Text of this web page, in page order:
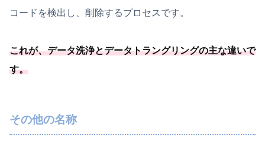
コードを検出し、削除するプロセスです。
これが、データ洗浄とデータトラングリングの主な違いで
す。
その他の名称